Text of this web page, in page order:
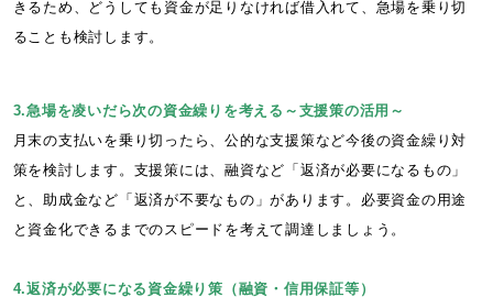
きるため、どうしても資金が足りなければ借入れて、急場を乗り切
ることも検討します。
3.急場を凌いだら次の資金繰りを考える～支援策の活用～
月末の支払いを乗り切ったら、公的な支援策など今後の資金繰り対
策を検討します。支援策には、融資など「返済が必要になるもの」
と、助成金など「返済が不要なもの」があります。必要資金の用途
と資金化できるまでのスピードを考えて調達しましょう。
4.返済が必要になる資金繰り策（融資・信用保証等）